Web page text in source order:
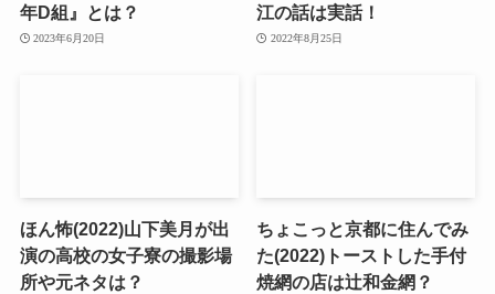
年D組』とは？
2023年6月20日
江の話は実話！
2022年8月25日
ほん怖(2022)山下美月が出
演の高校の女子寮の撮影場
所や元ネタは？
ちょこっと京都に住んでみ
た(2022)トーストした手付
焼網の店は辻和金網？